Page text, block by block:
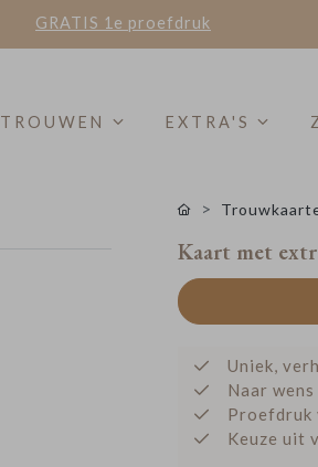
GRATIS 1e proefdruk
TROUWEN EXTRA'S
Kaart met
Uniek,
Naar
Proefdruk
Keuze uit